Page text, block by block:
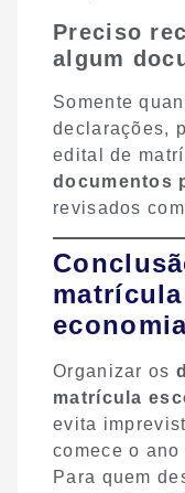
Preciso
algum
Somente
declarações,
edital de
documentos
revisados
Organizar os
matrícula
evita
comece o
Para quem